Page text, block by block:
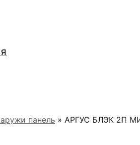
панель » АРГУС БЛЭК 2П